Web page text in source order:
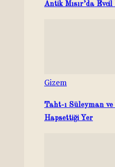
Antik Mısır’da
Gizem
Taht-ı Süleyman ve
Hapsettiği Yer